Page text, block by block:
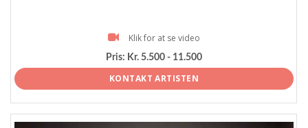
Klik for at se video
Pris: Kr. 5.500 - 11.500
KONTAKT ARTISTEN